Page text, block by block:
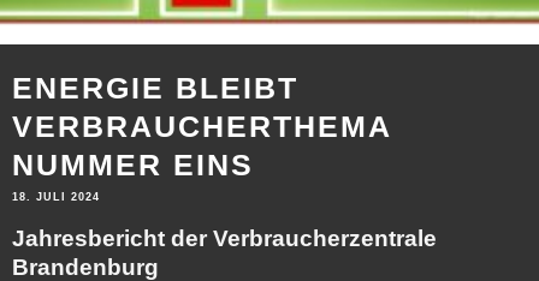
ENERGIE BLEIBT
VERBRAUCHERTHEMA
NUMMER EINS
18. JULI 2024
Jahresbericht der Verbraucherzentrale
Brandenburg